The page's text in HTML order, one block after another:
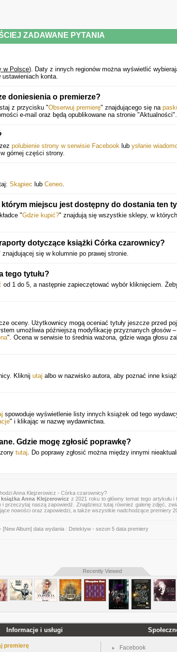
ZADAWANE PYTANIA
w Polsce). Daty z innych regionów można wyświetlić
konta.
doniesienia o premierze?
z przycisku "Obserwuj premierę" znajdującego się na
e-mail oraz będą opublikowane na stronie "Aktualności".
polubienie strony w serwisie Facebook lub ysłanie
górnej części strony.
Skąpiec lub Ceneo.
miejscu jest dostępny do dostania ten
"Gdzie kupić?" znajdują się wszystkie sklepy, w
dotyczące książki Córka czarownicy?
znajdującej się w kolumnie po prawej stronie.
tego tytułu?
od 1 do 5, a następnie zapieczętować wybór kliknięciem.
oceny. Użytkownicy mogą oceniać tytuły jeszcze przed
umożliwia późniejszą modyfikację przyznanych głosów
". Ocena w serwisie to średnia ważona, gdzie waga głosu
Kliknij utaj albo w nazwisko autora, aby poznać inne
spowoduje wyświetlenie listy innych książek od tego
" i klikając w nazwę wydawnictwa.
Gdzie mogę zgłosić poprawkę?
tutaj. Do poprawy zgłosić można między innymi
Anna Klejzerowicz - Córka czarownicy?
Anna Klejzerowicz z 2021 roku to główny temat tego artykułu i
i przeczytaj naszą zapowiedź. Znajdziesz tutaj również galerię zdjęć,
nowości oraz zapowiedzi, a także wszystkie nadchodzące premiery
[New Album] data wydania Detektyw - sezon 5 data premiery
Recently Viewed
Informacje i usługi
premierę Facebook